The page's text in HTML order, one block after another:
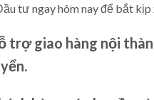
tư ngay hôm nay để bắt
trợ giao hàng nội